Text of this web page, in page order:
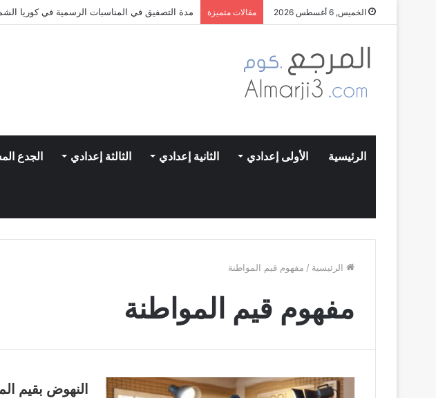
الخميس, 6 أغسطس 2026 مقالات متميزة مدة التصفيق في المناسبات الرسمية في كوريا
الرئيسية الأولى إعدادي الثانية إعدادي الثالثة إعدادي الجدع
الرئيسية / مفهوم قيم المواطنة
مفهوم قيم المواطنة
النهوض بقيم